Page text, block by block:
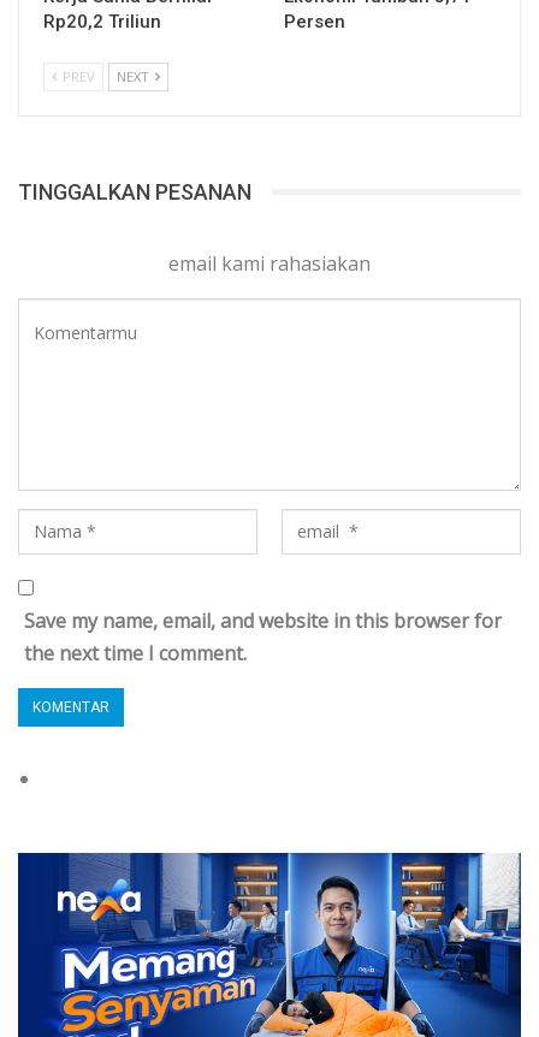
Rp20,2 Triliun
Persen
PREV NEXT
TINGGALKAN PESANAN
email kami rahasiakan
Save my name, email, and website in this browser for
the next time I comment.